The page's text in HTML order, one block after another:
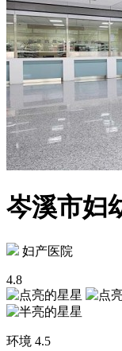
岑溪市妇
妇产医院
4.8
环境 4.5